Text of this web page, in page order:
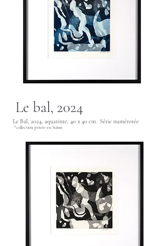
Le bal, 2024
Le Bal, 2024, aquatinte, 40 x 40 cm. Série numérotée
*collection privée en Suisse.